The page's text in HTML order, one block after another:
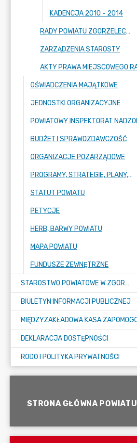
KADENCJA 2010 - 2014
RADY POWIATU ZGORZELECKIEGO
ZARZĄDZENIA STAROSTY
OŚWIADCZENIA MAJĄTKOWE
JEDNOSTKI ORGANIZACYJNE
BUDŻET I SPRAWOZDAWCZOŚĆ
ORGANIZACJE POZARZĄDOWE
PROGRAMY, STRATEGIE, PLANY, RAPORTY
STATUT POWIATU
PETYCJE
HERB, BARWY POWIATU
MAPA POWIATU
FUNDUSZE ZEWNĘTRZNE
STAROSTWO POWIATOWE W ZGORZELCU
BIULETYN INFORMACJI PUBLICZNEJ
DEKLARACJA DOSTĘPNOŚCI
RODO I POLITYKA PRYWATNOŚCI
STRONA GŁÓWNA POWIATU